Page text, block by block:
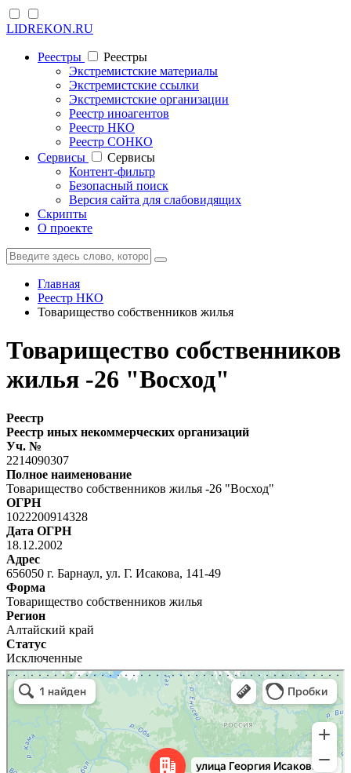
LIDREKON.RU
Реестры
Реестры
Экстремистские материалы
Экстремистские ссылки
Экстремистские организации
Реестр иноагентов
Реестр НКО
Реестр СОНКО
Cервисы
Cервисы
Контент-фильтр
Безопасный поиск
Версия сайта для слабовидящих
Скрипты
О проекте
Главная
Реестр НКО
Товарищество собственников жилья
Товарищество собственников
жилья -26 "Восход"
Реестр
Реестр иных некоммерческих организаций
Уч. №
2214090307
Полное наименование
Товарищество собственников жилья -26 "Восход"
ОГРН
1022200914328
Дата ОГРН
18.12.2002
Адрес
656050 г. Барнаул, ул. Г. Исакова, 141-49
Форма
Товарищество собственников жилья
Регион
Алтайский край
Статус
Исключенные